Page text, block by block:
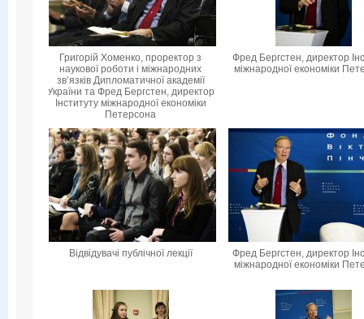
Григорій Хоменко, проректор з
наукової роботи і міжнародних
зв’язків Дипломатичної академії
України та Фред Бергстен, директор
Інституту міжнародної економіки
Петерсона
Фред Бергстен, директор
міжнародної економіки
Відвідувачі публічної лекції
Фред Бергстен, директор
міжнародної економіки